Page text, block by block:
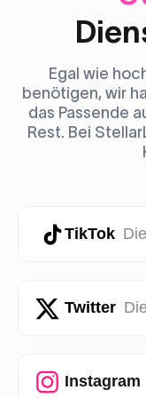
Egal wie
benötigen, wir
das Passende
Rest. Bei
TikTok
Twitter
Instagram